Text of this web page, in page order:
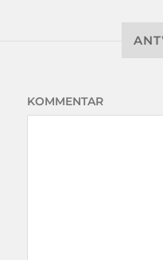
KOMMENTAR